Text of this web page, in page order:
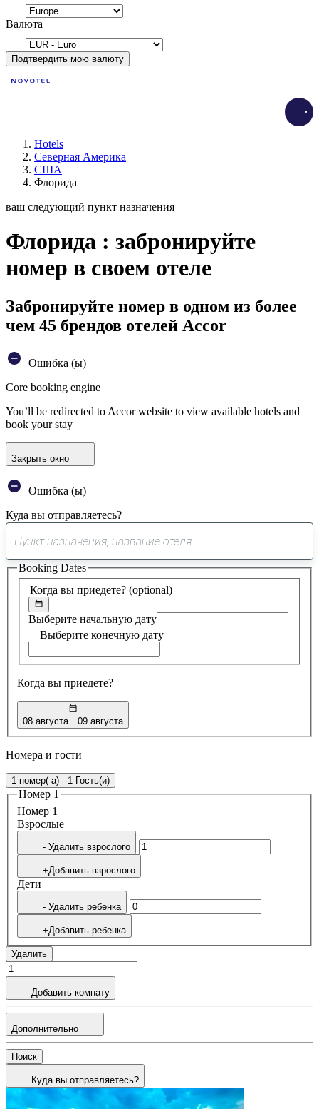
Валюта
Подтвердить мою валюту
Hotels
Северная Америка
США
Флорида
ваш следующий пункт назначения
Флорида : забронируйте
номер в своем отеле
Забронируйте номер в одном из более
чем 45 брендов отелей Accor
Ошибка (ы)
Core booking engine
You’ll be redirected to Accor website to view available hotels and
book your stay
Закрыть окно
Ошибка (ы)
Куда вы отправляетесь?
0
предложение
найдено
Когда вы приедете? (optional)
Выберите начальную дату
Выберите конечную дату
Когда вы приедете?
08 августа 09 августа
Booking Dates
Номера и гости
1 номер(-а) - 1 Гость(и)
Номер 1
Номер 1
Bзрослые
- Удалить взрослого
+Добавить взрослого
Дети
- Удалить ребенка
+Добавить ребенка
Удалить
Добавить комнату
Дополнительно
Поиск
Куда вы отправляетесь?